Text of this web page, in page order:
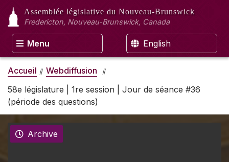
Assemblée législative du Nouveau-Brunswick
Fredericton, Nouveau-Brunswick, Canada
Menu English
Accueil
Webdiffusion
58e législature | 1re session | Jour de séance #36
(période des questions)
Archive